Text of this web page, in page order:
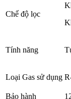
Chế độ lọc
Tính năng
Loại Gas sử dụng
Bảo hành